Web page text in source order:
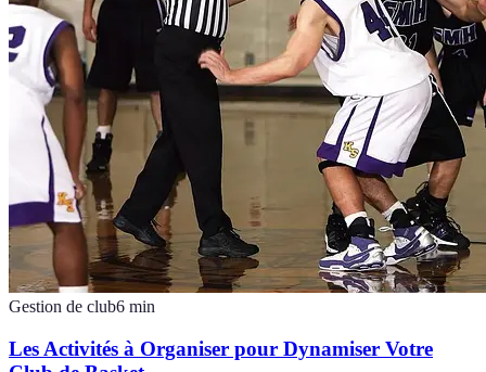
Gestion de club6 min
Les Activités à Organiser pour Dynamiser Votre